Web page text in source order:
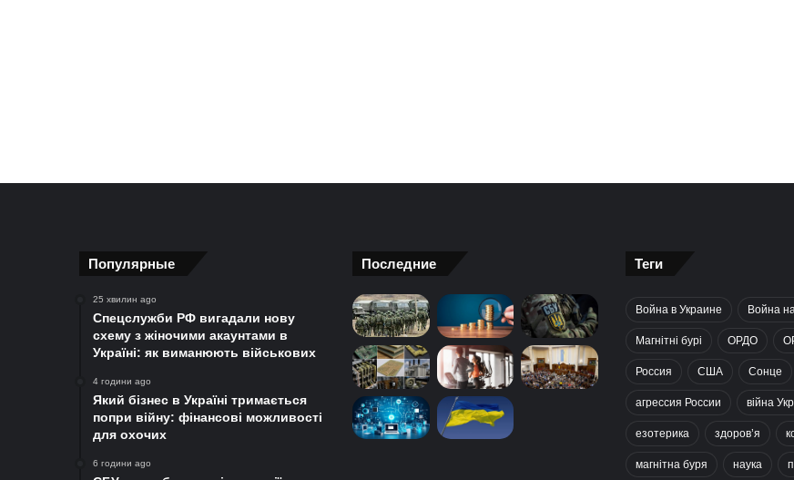
Популярные
25 хвилин ago
Спецслужби РФ вигадали нову
схему з жіночими акаунтами в
Україні: як виманюють військових
4 години ago
Який бізнес в Україні тримається
попри війну: фінансові можливості
для охочих
6 години ago
Последние Теги
Война в Украине Война
Магнітні бурі ОРДО
Россия США Сонце
агрессия России війна
езотерика здоров’я
магнітна буря наука